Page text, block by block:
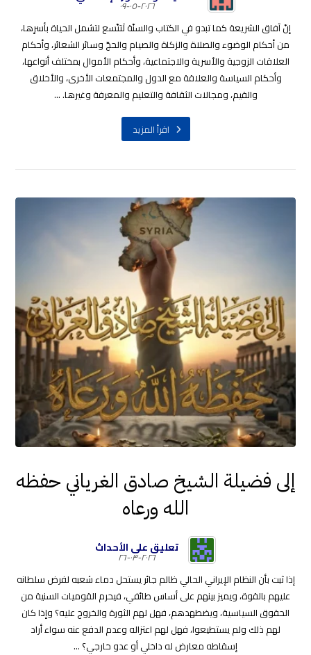
٢٠٢٦-٠٥-٠٩
إنّ آفاق الشريعة كما تبدو في الكتاب والسنّة لَتتّسع لتشمل الحياة بأسرِها،
من أحكام الوضوء والصلاة والزكاة والصيام والحجّ وسائر الشعائر، وأحكام
العلاقات الزوجية والأسرية والاجتماعية، وأحكام الأموال بمختلف أنواعها،
وأحكام السياسة والعلاقة مع الدول والمجتمعات الأخرى، والأخلاق
والقيم، ومجالات الثقافة والتعليم والمعرفة وغيرها. ...
اقرأ المزيد
إلى فضيلة الشيخ صادق الغرياني حفظه
الله ورعاه
تعليق على الأحداث
٢٠٢٦-٠٣-٢٦
إذا ثبت بأن النظام الإيراني الحالي ظالم جائر يستحل دماء شعبه لفرض سلطانه
عليهم بالقوة، ويميز بينهم على أساس طائفي، فيحرم القوميات السنية من
الحقوق السياسية، ويضطهدهم، فهل لهم الثورة والخروج عليه؟ وإذا كان
لهم ذلك ولم يستطيعوا، فهل لهم اعتزاله وعدم الدفع عنه سواء أراد
إسقاطه معارض له داخلي أو عدو خارجي؟ ...